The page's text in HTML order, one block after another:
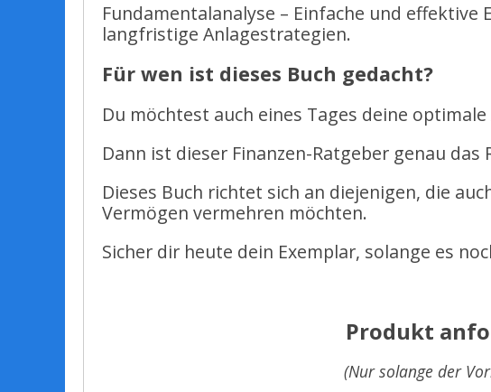
Fundamentalanalyse – Einfache und
langfristige Anlagestrategien.
Für wen ist dieses Buch gedacht?
Du möchtest auch eines Tages deine
Dann ist dieser Finanzen-Ratgeber genau das
Dieses Buch richtet sich an diejenigen, die
Vermögen vermehren möchten.
Sicher dir heute dein Exemplar, solange es
Produkt
(Nur solange der